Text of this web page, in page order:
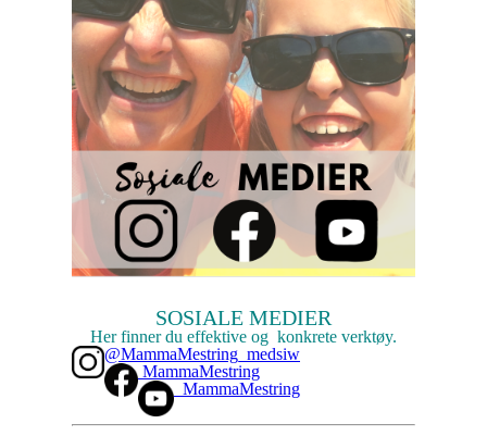
SOSIALE MEDIER
Her finner du effektive og konkrete verktøy.
@MammaMestring_medsiw
MammaMestring
MammaMestring